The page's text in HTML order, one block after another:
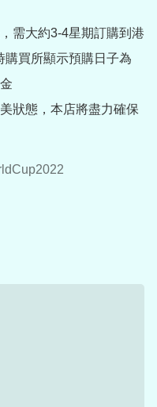
需大約3-4星期訂購到港
購買所顯示預購日子為
狀態，本店將盡力確保